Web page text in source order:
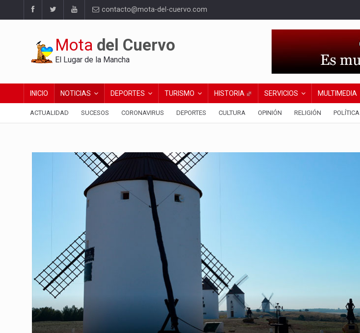
contacto@mota-del-cuervo.com
Mota del Cuervo
El Lugar de la Mancha
INICIO NOTICIAS DEPORTES TURISMO HISTORIA SERVICIOS MULTIMEDIA
ACTUALIDAD SUCESOS CORONAVIRUS DEPORTES CULTURA OPINIÓN RELIGIÓN POLÍTICA